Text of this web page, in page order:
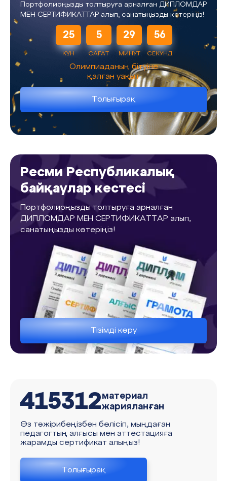
Портфолиоңызды толтыруға арналған ДИПЛОМДАР
МЕН СЕРТИФИКАТТАР алып, санатыңызды көтеріңіз!
25
КҮН
5
САҒАТ
29
МИНУТ
56
СЕКУНД
Олимпиаданың бітуіне
қалған уақыт
Толығырақ
Ресми Республикалық
байқаулар кестесі
Портфолиоңызды толтыруға арналған
ДИПЛОМДАР МЕН СЕРТИФИКАТТАР алып,
санатыңызды көтеріңіз!
Тізімді көру
415312материал
жарияланған
Өз тәжірибеңізбен бөлісіп, мыңдаған
педагогтың алғысы мен аттестацияға
жарамды сертификат алыңыз!
Толығырақ